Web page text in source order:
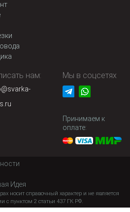
нам: Мы в соцсетях
Принимаем к
оплате:
Идея
носит справочный характер и не является
с пунктом 2 статьи 437 ГК РФ.